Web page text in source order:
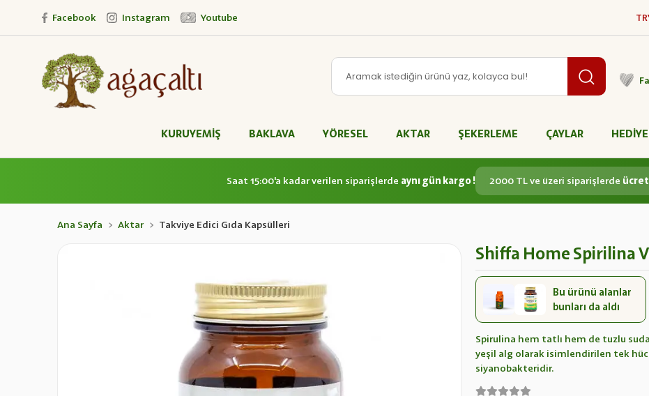
Facebook Instagram Youtube
KURUYEMİŞ BAKLAVA YÖRESEL AKTAR ŞEKERLEME ÇAYLAR
Saat 15:00'a kadar verilen siparişlerde aynı gün kargo ! 2000 TL ve üzeri siparişlerde
Ana Sayfa Aktar Takviye Edici Gıda Kapsülleri
Shiffa Home Spirilina
Bu ürünü alanlar
bunları da aldı
Spirulina hem tatlı hem de tuzlu
yeşil alg olarak isimlendirilen tek
siyanobakteridir.